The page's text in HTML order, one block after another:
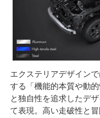
エクステリアデザイン
する「機能的本質や動
と独自性を追求したデ
て表現。高い走破性と